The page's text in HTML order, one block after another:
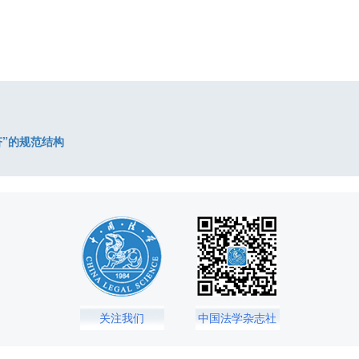
的规范结构
关注我们 中国法学杂志社